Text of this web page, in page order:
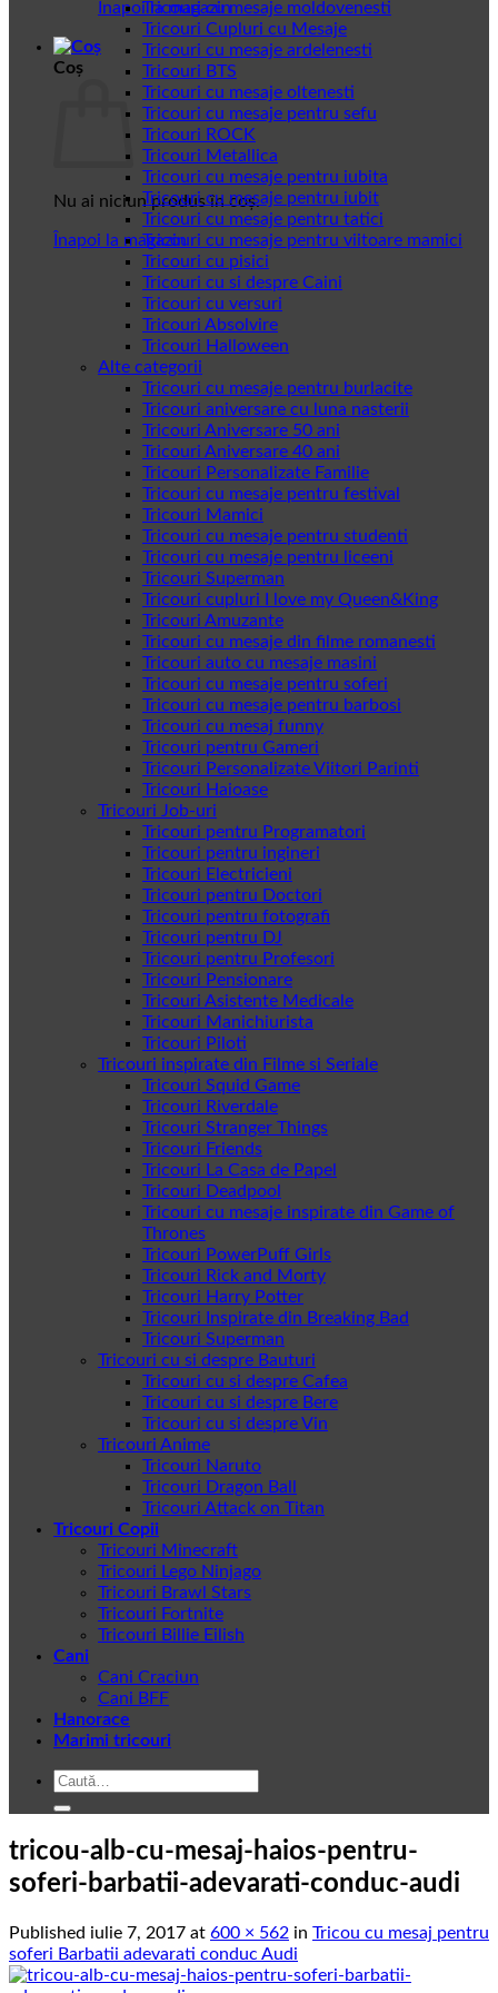
Înapoi la magazin
Coș
Nu ai niciun produs în coș.
Înapoi la magazin
Tricouri cu mesaje moldovenesti
Tricouri Cupluri cu Mesaje
Tricouri cu mesaje ardelenesti
Tricouri BTS
Tricouri cu mesaje oltenesti
Tricouri cu mesaje pentru sefu
Tricouri ROCK
Tricouri Metallica
Tricouri cu mesaje pentru iubita
Tricouri cu mesaje pentru iubit
Tricouri cu mesaje pentru tatici
Tricouri cu mesaje pentru viitoare mamici
Tricouri cu pisici
Tricouri cu si despre Caini
Tricouri cu versuri
Tricouri Absolvire
Tricouri Halloween
Alte categorii
Tricouri cu mesaje pentru burlacite
Tricouri aniversare cu luna nasterii
Tricouri Aniversare 50 ani
Tricouri Aniversare 40 ani
Tricouri Personalizate Familie
Tricouri cu mesaje pentru festival
Tricouri Mamici
Tricouri cu mesaje pentru studenti
Tricouri cu mesaje pentru liceeni
Tricouri Superman
Tricouri cupluri I love my Queen&King
Tricouri Amuzante
Tricouri cu mesaje din filme romanesti
Tricouri auto cu mesaje masini
Tricouri cu mesaje pentru soferi
Tricouri cu mesaje pentru barbosi
Tricouri cu mesaj funny
Tricouri pentru Gameri
Tricouri Personalizate Viitori Parinti
Tricouri Haioase
Tricouri Job-uri
Tricouri pentru Programatori
Tricouri pentru ingineri
Tricouri Electricieni
Tricouri pentru Doctori
Tricouri pentru fotografi
Tricouri pentru DJ
Tricouri pentru Profesori
Tricouri Pensionare
Tricouri Asistente Medicale
Tricouri Manichiurista
Tricouri Piloti
Tricouri inspirate din Filme si Seriale
Tricouri Squid Game
Tricouri Riverdale
Tricouri Stranger Things
Tricouri Friends
Tricouri La Casa de Papel
Tricouri Deadpool
Tricouri cu mesaje inspirate din Game of
Thrones
Tricouri PowerPuff Girls
Tricouri Rick and Morty
Tricouri Harry Potter
Tricouri Inspirate din Breaking Bad
Tricouri Superman
Tricouri cu si despre Bauturi
Tricouri cu si despre Cafea
Tricouri cu si despre Bere
Tricouri cu si despre Vin
Tricouri Anime
Tricouri Naruto
Tricouri Dragon Ball
Tricouri Attack on Titan
Tricouri Copii
Tricouri Minecraft
Tricouri Lego Ninjago
Tricouri Brawl Stars
Tricouri Fortnite
Tricouri Billie Eilish
Cani
Cani Craciun
Cani BFF
Hanorace
Marimi tricouri
Caută
tricou-alb-cu-mesaj-haios-pentru-
soferi-barbatii-adevarati-conduc-audi
Published iulie 7, 2017 at 600 × 562 in Tricou cu mesaj pentru
soferi Barbatii adevarati conduc Audi